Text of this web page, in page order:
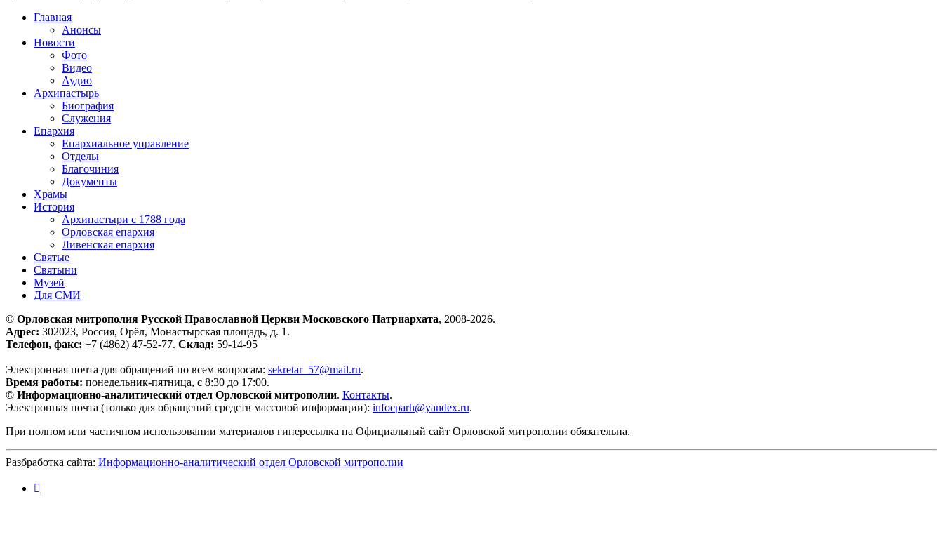
Главная
Анонсы
Новости
Фото
Видео
Аудио
Архипастырь
Биография
Служения
Епархия
Епархиальное управление
Отделы
Благочиния
Документы
Храмы
История
Архипастыри с 1788 года
Орловская епархия
Ливенская епархия
Святые
Святыни
Музей
Для СМИ
© Орловская митрополия Русской Православной Церкви Московского Патриархата, 2008-2026.
Адрес: 302023, Россия, Орёл, Монастырская площадь, д. 1.
Телефон, факс: +7 (4862) 47-52-77. Склад: 59-14-95
Электронная почта для обращений по всем вопросам: sekretar_57@mail.ru.
Время работы: понедельник-пятница, с 8:30 до 17:00.
© Информационно-аналитический отдел Орловской митрополии. Контакты.
Электронная почта (только для обращений средств массовой информации): infoeparh@yandex.ru.
При полном или частичном использовании материалов гиперссылка на Официальный сайт Орловской митрополии обязательна.
Разбработка сайта: Информационно-аналитический отдел Орловской митрополии